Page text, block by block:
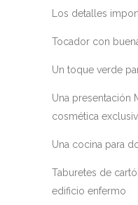
Los detalles
Tocador con
Un toque verde
Una presentación
cosmética
Una cocina para
Taburetes de
edificio enfermo